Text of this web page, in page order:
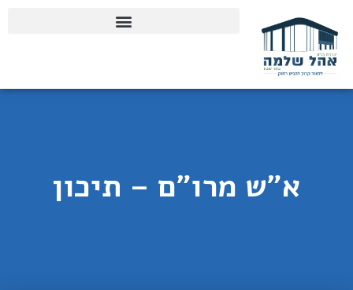
א"ש מרו"ם – תיכון